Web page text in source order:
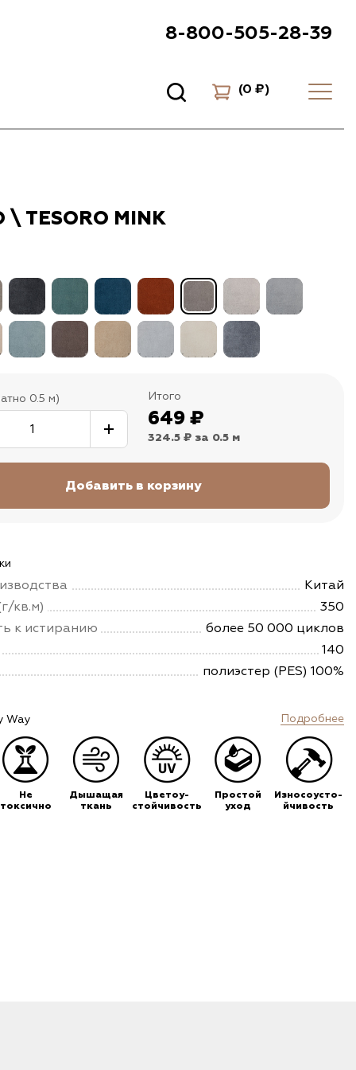
8-800-505-28-39
(0 ₽)
TESORO MINK
0.5 м) Итого
649 ₽
324.5 ₽ за 0.5 м
Китай
кв.м)
350
к истиранию
более 50 000 циклов
140
полиэстер (PES) 100%
Way Подробнее
Не
токсично
Дышащая
ткань
Цветоу-
стойчивость
Простой
уход
Износоусто-
йчивость